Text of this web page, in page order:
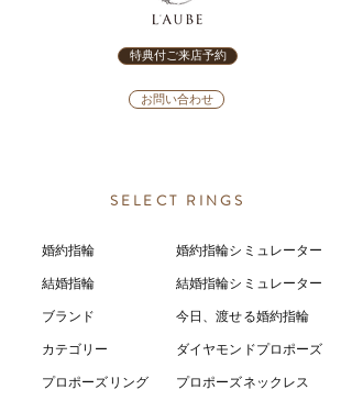
特典付ご来店予約
お問い合わせ
SELECT RINGS
婚約指輪
結婚指輪
ブランド
カテゴリー
プロポーズリング
婚約指輪シミュレーター
結婚指輪シミ ュレーター
今日、渡せる婚約指輪
ダイヤモンドプロポーズ
プロポーズネックレス